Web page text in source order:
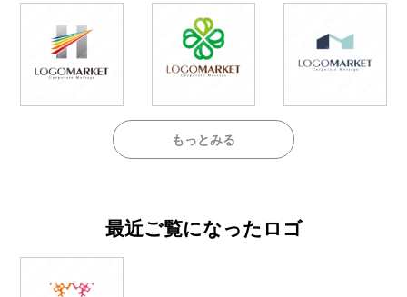
もっとみる
最近ご覧になったロゴ